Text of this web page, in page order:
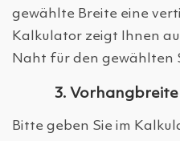
gewählte Breite eine
Kalkulator zeigt Ihnen
Naht für den gewählten
3.
Bitte geben Sie im